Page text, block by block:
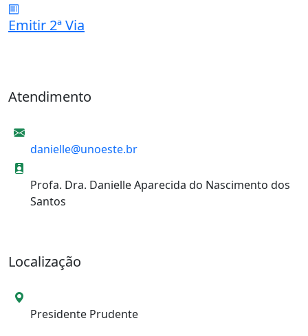
Emitir 2ª Via
Localização
Presidente Prudente
Atendimento
danielle@unoeste.br
Profa. Dra. Danielle Aparecida do Nascimento dos
Santos